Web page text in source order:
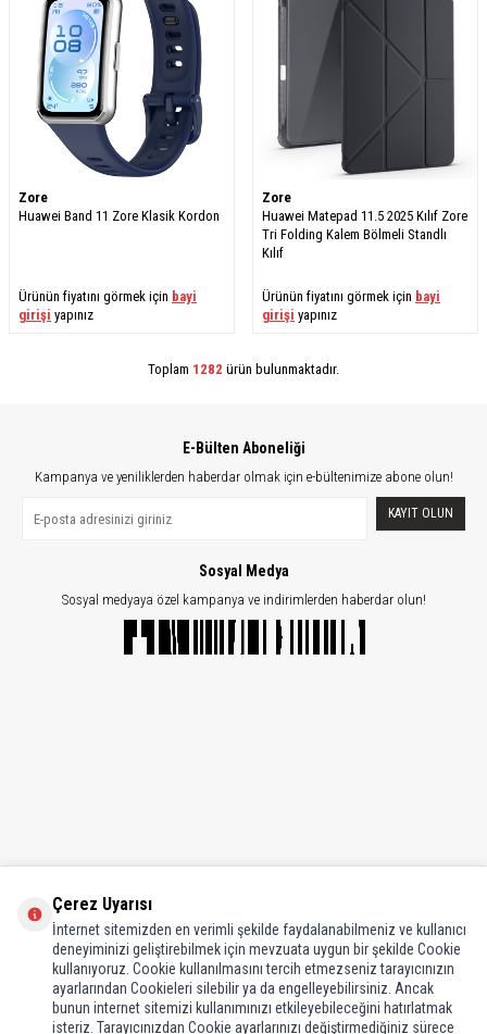
Zore
Huawei Band 11 Zore Klasik Kordon
Ürünün fiyatını görmek için bayi
girişi yapınız
Zore
Huawei Matepad 11.5 2025 Kılıf Zore
Tri Folding Kalem Bölmeli Standlı
Kılıf
Ürünün fiyatını görmek için bayi
girişi yapınız
Toplam 1282 ürün bulunmaktadır.
E-Bülten Aboneliği
Kampanya ve yeniliklerden haberdar olmak için e-bültenimize abone olun!
KAYIT OLUN
Sosyal Medya
Sosyal medyaya özel kampanya ve indirimlerden haberdar olun!
Bilgiler
Çerez Uyarısı
İnternet sitemizden en verimli şekilde faydalanabilmeniz ve kullanıcı
deneyiminizi geliştirebilmek için mevzuata uygun bir şekilde Cookie
kullanıyoruz. Cookie kullanılmasını tercih etmezseniz tarayıcınızın
ayarlarından Cookieleri silebilir ya da engelleyebilirsiniz. Ancak
bunun internet sitemizi kullanımınızı etkileyebileceğini hatırlatmak
isteriz. Tarayıcınızdan Cookie ayarlarınızı değiştirmediğiniz sürece